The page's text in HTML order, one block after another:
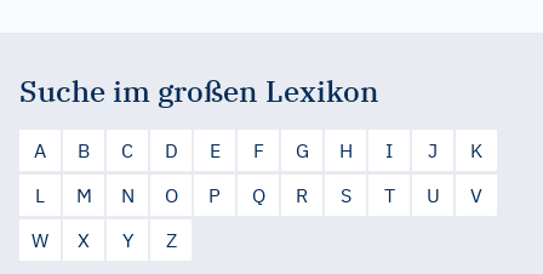
Suche im großen Lexikon
A B C D E F G H I J
K
L
M N O P Q R S T U
V
W
X Y Z